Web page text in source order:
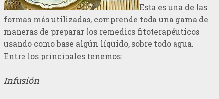
Esta es una de las
formas más utilizadas, comprende toda una gama de
maneras de preparar los remedios fitoterapéuticos
usando como base algún líquido, sobre todo agua.
Entre los principales tenemos:
Infusión